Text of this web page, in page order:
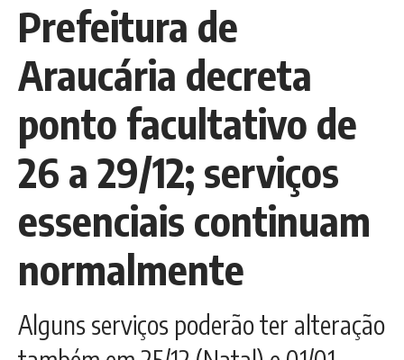
Prefeitura de
Araucária decreta
ponto facultativo de
26 a 29/12; serviços
essenciais continuam
normalmente
Alguns serviços poderão ter alteração